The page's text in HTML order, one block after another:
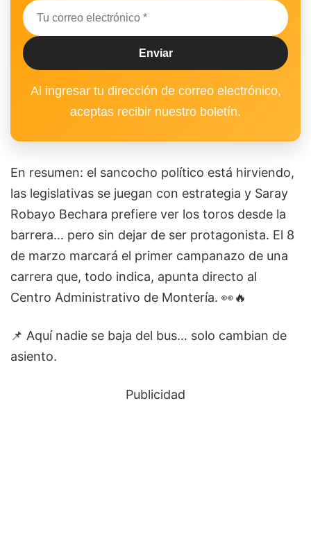
Al ingresar tu dirección de correo electrónico,
aceptas recibir nuestro boletín.
En resumen: el sancocho político está hirviendo,
las legislativas se juegan con estrategia y Saray
Robayo Bechara prefiere ver los toros desde la
barrera… pero sin dejar de ser protagonista. El 8
de marzo marcará el primer campanazo de una
carrera que, todo indica, apunta directo al
Centro Administrativo de Montería. 👀🔥
📌 Aquí nadie se baja del bus… solo cambian de
asiento.
Publicidad